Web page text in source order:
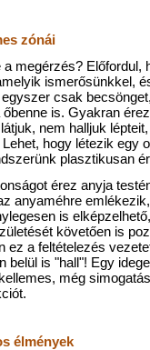
zónái
a megérzés? Előfordul,
ismerősünkkel,
csak
őbenne is. Gyakran
nem halljuk
hogy létezik egy
plasztikusan
érez anyja
anyaméhre
is
követően is
ez a feltételezés
belül is "hall"! Egy
még
élmények